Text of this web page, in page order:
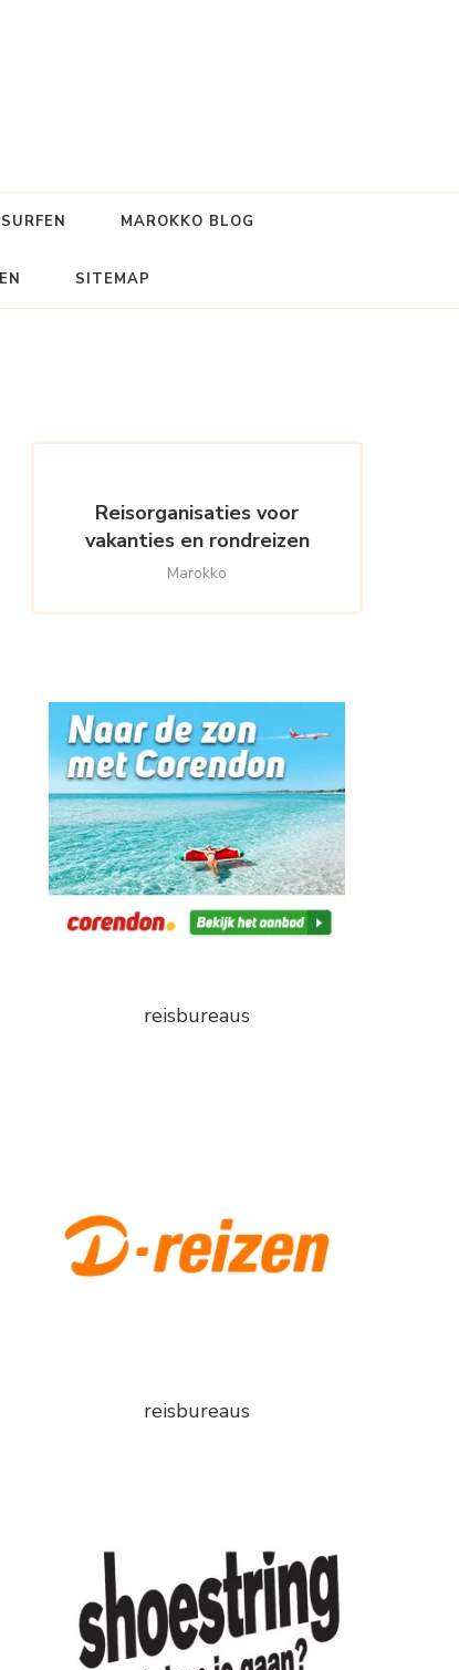
SURFEN MAROKKO BLOG
SITEMAP
Reisorganisaties voor
vakanties en rondreizen
Marokko
reisbureaus
reisbureaus